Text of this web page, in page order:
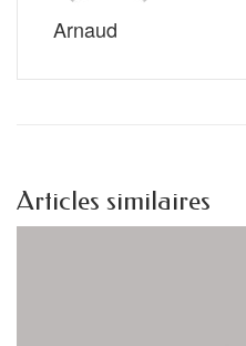
Arnaud
Articles similaires